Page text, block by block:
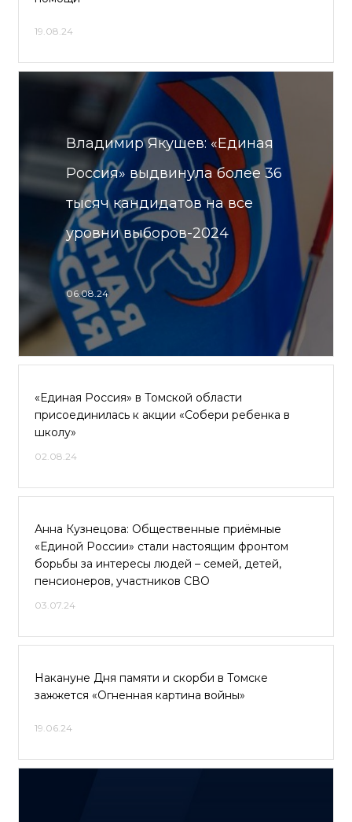
19.08.24
Владимир Якушев: «Единая
Россия» выдвинула более 36
тысяч кандидатов на все
уровни выборов-2024
06.08.24
«Единая Россия» в Томской области
присоединилась к акции «Собери ребенка в
школу»
02.08.24
Анна Кузнецова: Общественные приёмные
«Единой России» стали настоящим фронтом
борьбы за интересы людей – семей, детей,
пенсионеров, участников СВО
03.07.24
Накануне Дня памяти и скорби в Томске
зажжется «Огненная картина войны»
19.06.24